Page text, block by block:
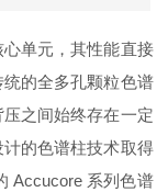
单元，其性能直接
的全多孔颗粒色谱
之间始终存在一定
的色谱柱技术取得
Accucore 系列色谱